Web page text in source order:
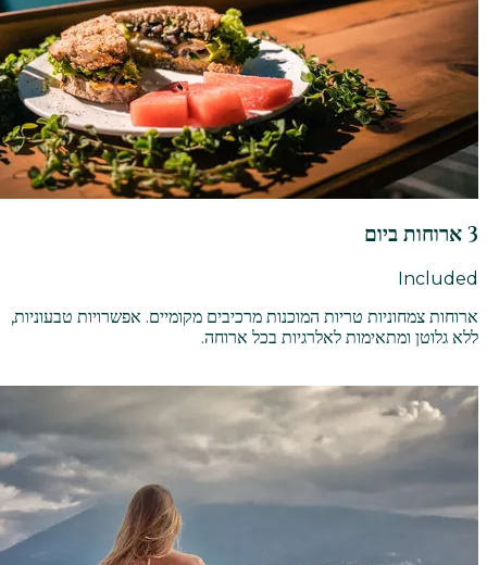
3 ארוחות ביום
Included
ארוחות צמחוניות טריות המוכנות מרכיבים מקומיים. אפשרויות טבעוניות,
ללא גלוטן ומתאימות לאלרגיות בכל ארוחה.